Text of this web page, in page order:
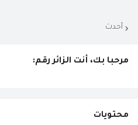
أحدث
مرحبا بك، أنت الزائر رقم:
محتويات